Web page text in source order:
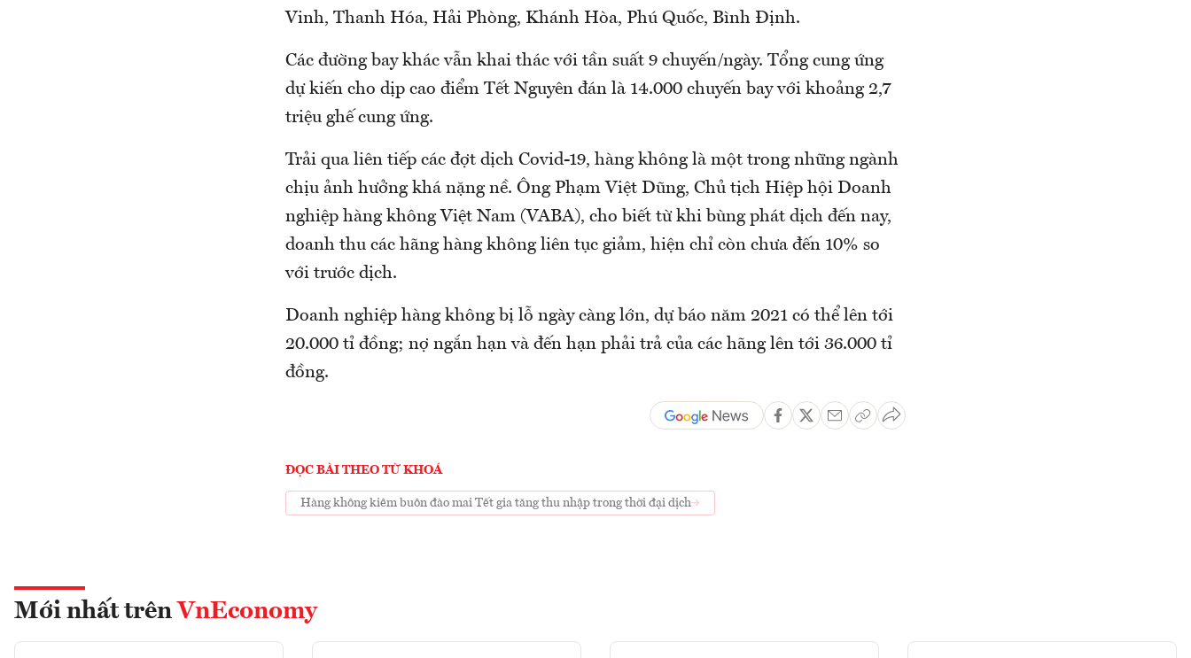
Vinh, Thanh Hóa, Hải Phòng, Khánh Hòa, Phú Quốc, Bình Định.
Các đường bay khác vẫn khai thác với tần suất 9 chuyến/ngày. Tổng cung ứng
dự kiến cho dịp cao điểm Tết Nguyên đán là 14.000 chuyến bay với khoảng 2,7
triệu ghế cung ứng.
Trải qua liên tiếp các đợt dịch Covid-19, hàng không là một trong những ngành
chịu ảnh hưởng khá nặng nề. Ông Phạm Việt Dũng, Chủ tịch Hiệp hội Doanh
nghiệp hàng không Việt Nam (VABA), cho biết từ khi bùng phát dịch đến nay,
doanh thu các hãng hàng không liên tục giảm, hiện chỉ còn chưa đến 10% so
với trước dịch.
Doanh nghiệp hàng không bị lỗ ngày càng lớn, dự báo năm 2021 có thể lên tới
20.000 tỉ đồng; nợ ngắn hạn và đến hạn phải trả của các hãng lên tới 36.000 tỉ
đồng.
ĐỌC BÀI THEO TỪ KHOÁ
Hàng không kiêm buôn đào mai Tết gia tăng thu nhập trong thời đại dịch
Mới nhất trên VnEconomy